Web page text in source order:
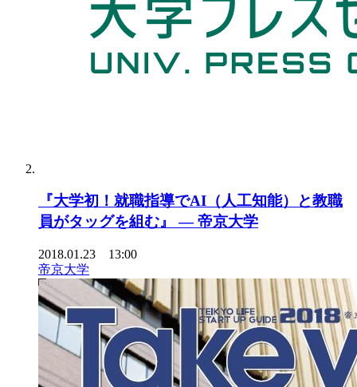
『大学初！就職指導でAI（人工知能）と教職
員がタッグを組む』 — 帝京大学
2018.01.23 13:00
帝京大学